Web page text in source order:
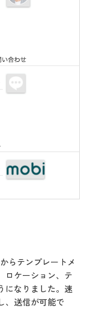
らテンプレートメ
ロケーション、テ
になりました。速
、送信が可能で